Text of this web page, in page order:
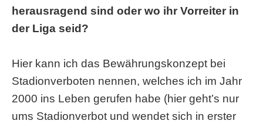
herausragend sind oder wo ihr Vorreiter in
der Liga seid?
Hier kann ich das Bewährungskonzept bei
Stadionverboten nennen, welches ich im Jahr
2000 ins Leben gerufen habe (hier geht’s nur
ums Stadionverbot und wendet sich in erster